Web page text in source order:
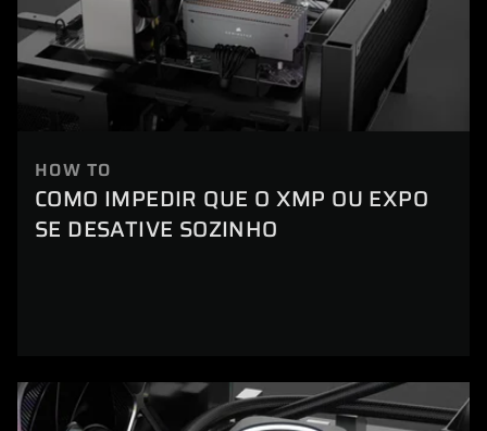
HOW TO
COMO IMPEDIR QUE O XMP OU EXPO
SE DESATIVE SOZINHO